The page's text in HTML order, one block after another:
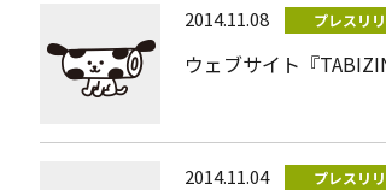
2014.11.08 プレスリ
ウェブサイト『
2014.11.04 プレスリ